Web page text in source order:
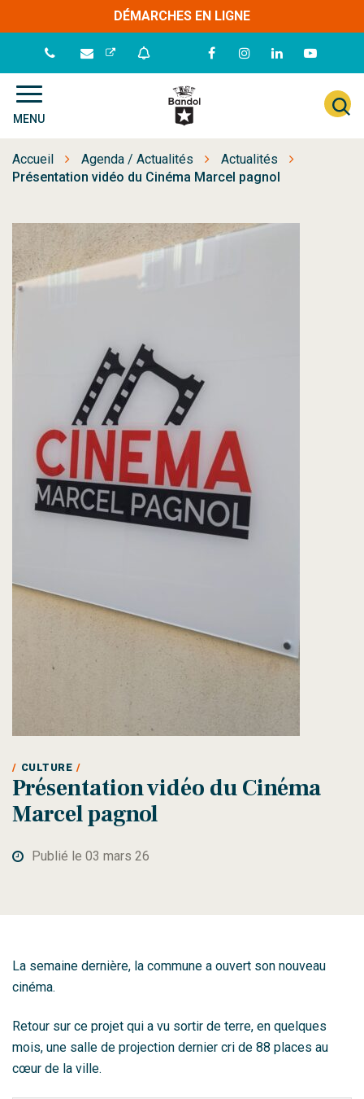
DÉMARCHES EN LIGNE
Lien
vers
Lien
vers
Lien
vers
Lien
vers
chaîne
MENU
la
ville
Bandol
Accueil Agenda / Actualités
Actualités
Présentation vidéo du Cinéma Marcel pagnol
CULTURE
Présentation vidéo du Cinéma
Marcel pagnol
Publié le 03 mars 26
La semaine dernière, la commune a ouvert son nouveau
cinéma.
Retour sur ce projet qui a vu sortir de terre, en quelques
mois, une salle de projection dernier cri de 88 places au
cœur de la ville.